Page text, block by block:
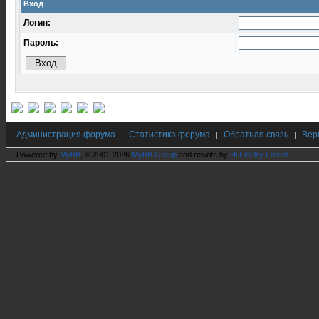
Вход
Логин:
Пароль:
Администрация форума | Статистика форума | Обратная связь |
Powered by MyBB , © 2001-2026 MyBB Group and rewrite by Hi Fidelity Forum